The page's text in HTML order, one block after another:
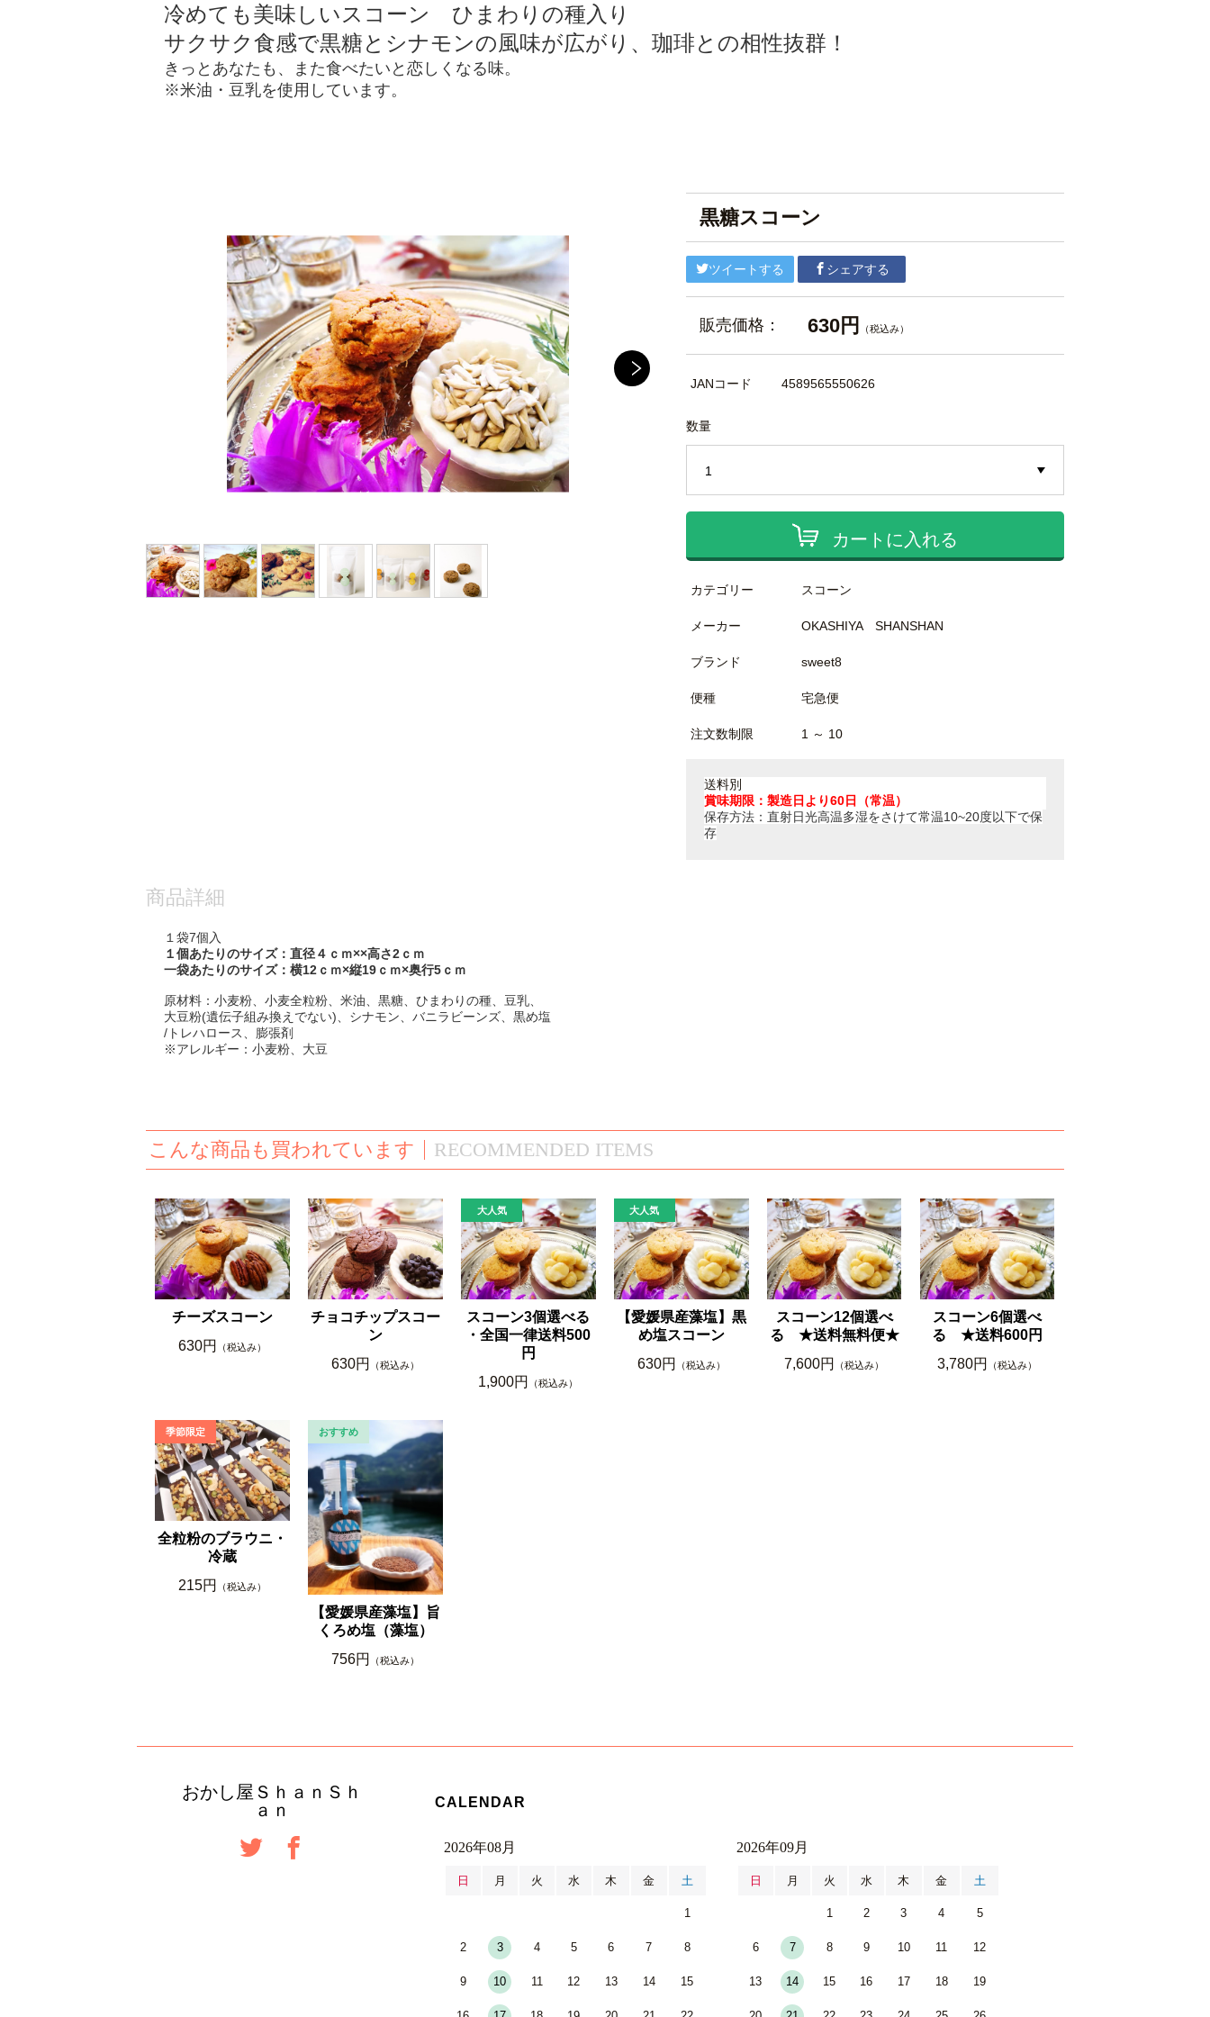
冷めても美味しいスコーン ひまわりの種入り
サクサク食感で黒糖とシナモンの風味が広がり、 珈琲との相性抜群！
きっとあなたも、また食べたいと恋しくなる味。
※米油・豆乳を使用しています。
黒糖スコーン
ツイートする シェアする
販売価格： 630円 （税込み）
JANコード 4589565550626
数量
カートに入れる
カテゴリー スコーン
メーカー OKASHIYA SHANSHAN
ブランド sweet8
便種 宅急便
注文数制限 1 ～ 10
送料別
賞味期限：製造日より60日（常温）
保存方法：直射日光高温多湿をさけて常温10~20度以下で保
存
商品詳細
１袋7個入
１個あたりのサイズ：直径４ｃｍ××高さ2ｃｍ
一袋あたりのサイズ：横12ｃｍ×縦19ｃｍ×奥行5ｃｍ
原材料：小麦粉、小麦全粒粉、米油、黒糖、ひまわりの種、豆乳、
大豆粉(遺伝子組み換えでない)、シナモン、バニラビーンズ、黒め塩
/トレハロース、膨張剤
※アレルギー：小麦粉、大豆
RECOMMENDED ITEMS
こんな商品も買われています
チーズスコーン
630円
（税込み）
チョコチップスコー
ン
630円
（税込み）
スコーン3個選べる
・全国一律送料500
円
1,900円
（税込み）
【愛媛県産藻塩】黒
め塩スコーン
630円
（税込み）
スコーン12個選べ
る ★送料無料便★
7,600円
（税込み）
スコーン6個選べ
る ★送料600円
3,780円
（税込み）
全粒粉のブラウニ・
冷蔵
215円
（税込み）
【愛媛県産藻塩】旨
くろめ塩（藻塩）
756円
（税込み）
おかし屋ＳｈａｎＳｈ
ａｎ
CALENDAR
2026年08月
日 月 火 水 木 金 土
1
2 3 4 5 6 7 8
9 10 11 12 13 14 15
2026年09月
日 月 火 水 木 金 土
1 2 3 4 5
6 7 8 9 10 11 12
13 14 15 16 17 18 19